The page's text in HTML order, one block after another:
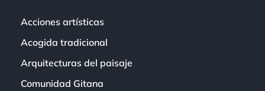
Acciones artísticas
Acogida tradicional
Arquitecturas del paisaje
Comunidad Gitana